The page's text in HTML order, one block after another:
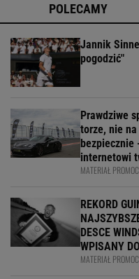
POLECAMY
Jannik
pogodzić"
Prawdziwe
torze, nie
bezpiecznie
internetowi
MATERIAŁ
REKORD
DESCE
WPISANY
MATERIAŁ